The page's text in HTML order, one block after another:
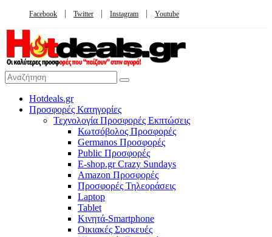
Facebook Twitter Instagram Youtube
Hotdeals.gr
Προσφορές Κατηγορίες
Τεχνολογία Προσφορές Εκπτώσεις
Κωτσόβολος Προσφορές
Germanos Προσφορές
Public Προσφορές
E-shop.gr Crazy Sundays
Amazon Προσφορές
Προσφορές Τηλεοράσεις
Laptop
Tablet
Κινητά-Smartphone
Οικιακές Συσκευές